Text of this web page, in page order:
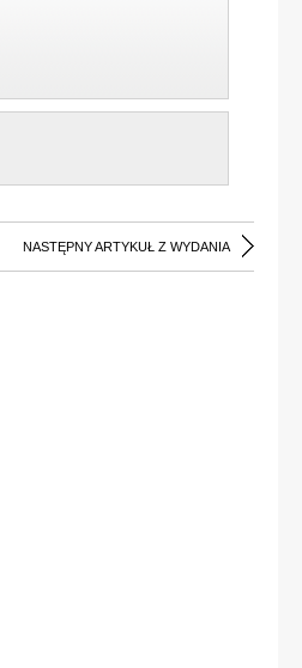
NASTĘPNY ARTYKUŁ Z WYDANIA